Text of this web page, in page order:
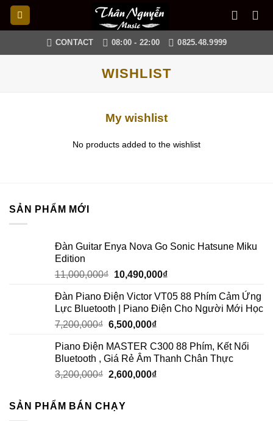
Skip
CONTACT 08:00 - 22:00 0825.48.9999
WISHLIST
My wishlist
No products added to the wishlist
SẢN PHẨM MỚI
Đàn Guitar Enya Nova Go Sonic Hatsune Miku
Edition
11,000,000₫ 10,490,000₫
Đàn Piano Điện Victor VT05 88 Phím Cảm Ứng
Lực Bluetooth | Piano Điện Cho Người Mới Học
7,200,000₫ 6,500,000₫
Piano Điện MASTER C300 88 Phím, Kết Nối
Bluetooth , Giá Rẻ Âm Thanh Chân Thực
3,200,000₫ 2,600,000₫
SẢN PHẨM BÁN CHẠY